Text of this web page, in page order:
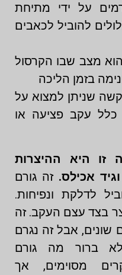
על ידי מתיחת
להוביל לכאבים
מצב שבו הקרסול
בזמן הליכה
קשה שניתן למצוא על
עקב פציעה או
זו היא ההיצרות
אכילס. זה גורם
לדלקת ונפיחות.
בצד עצם העקב. זה
שונים, אבל זה נגרם
ברור מה גורם
מסוימים, אך